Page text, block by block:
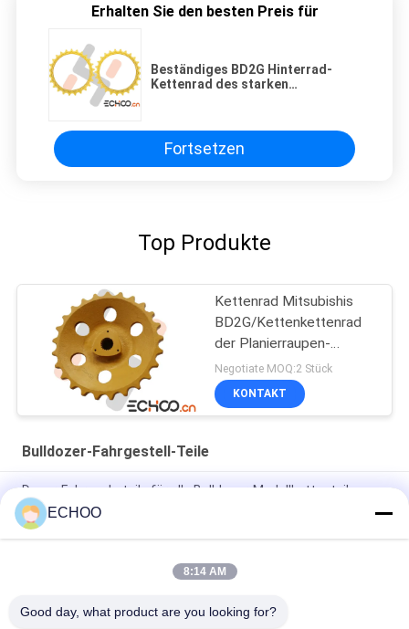
Erhalten Sie den besten Preis für
Beständiges BD2G Hinterrad-
Kettenrad des starken
Fortsetzen
Top Produkte
Kettenrad Mitsubishis
BD2G/Kettenkettenrad
der Planierraupen-
Fahrgestell-Teil-BD2G
Negotiate MOQ:2 Stück
KONTAKT
Bulldozer-Fahrgestell-Teile
Dozer-Fahrwerksteile für alle Bulldozer-Modellkettenteile
Libherr SR731 Segment-Gruppen-des helben Jahres des
Bulldozer-Kettenrad-SR731/5800093 Garantie-Zeit
Kettenrad-Planierraupe Liebherr LR632/PR731B zerteilt
ECHOO
8:14 AM
Good day, what product are you looking for?